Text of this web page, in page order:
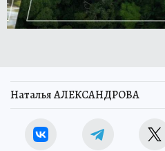
Наталья АЛЕКСАНДРОВА